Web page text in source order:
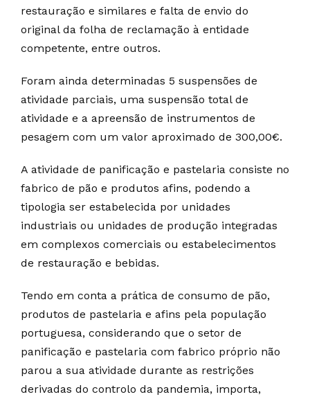
restauração e similares e falta de envio do
original da folha de reclamação à entidade
competente, entre outros.
Foram ainda determinadas 5 suspensões de
atividade parciais, uma suspensão total de
atividade e a apreensão de instrumentos de
pesagem com um valor aproximado de 300,00€.
A atividade de panificação e pastelaria consiste no
fabrico de pão e produtos afins, podendo a
tipologia ser estabelecida por unidades
industriais ou unidades de produção integradas
em complexos comerciais ou estabelecimentos
de restauração e bebidas.
Tendo em conta a prática de consumo de pão,
produtos de pastelaria e afins pela população
portuguesa, considerando que o setor de
panificação e pastelaria com fabrico próprio não
parou a sua atividade durante as restrições
derivadas do controlo da pandemia, importa,